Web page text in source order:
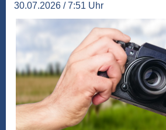
30.07.2026 / 7:51 Uhr